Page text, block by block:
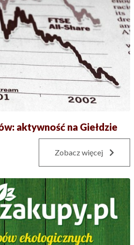
aktywność na Giełdzie
Zobacz więcej